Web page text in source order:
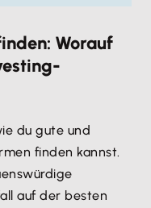
Worauf
du gute und
finden kannst.
auf der besten